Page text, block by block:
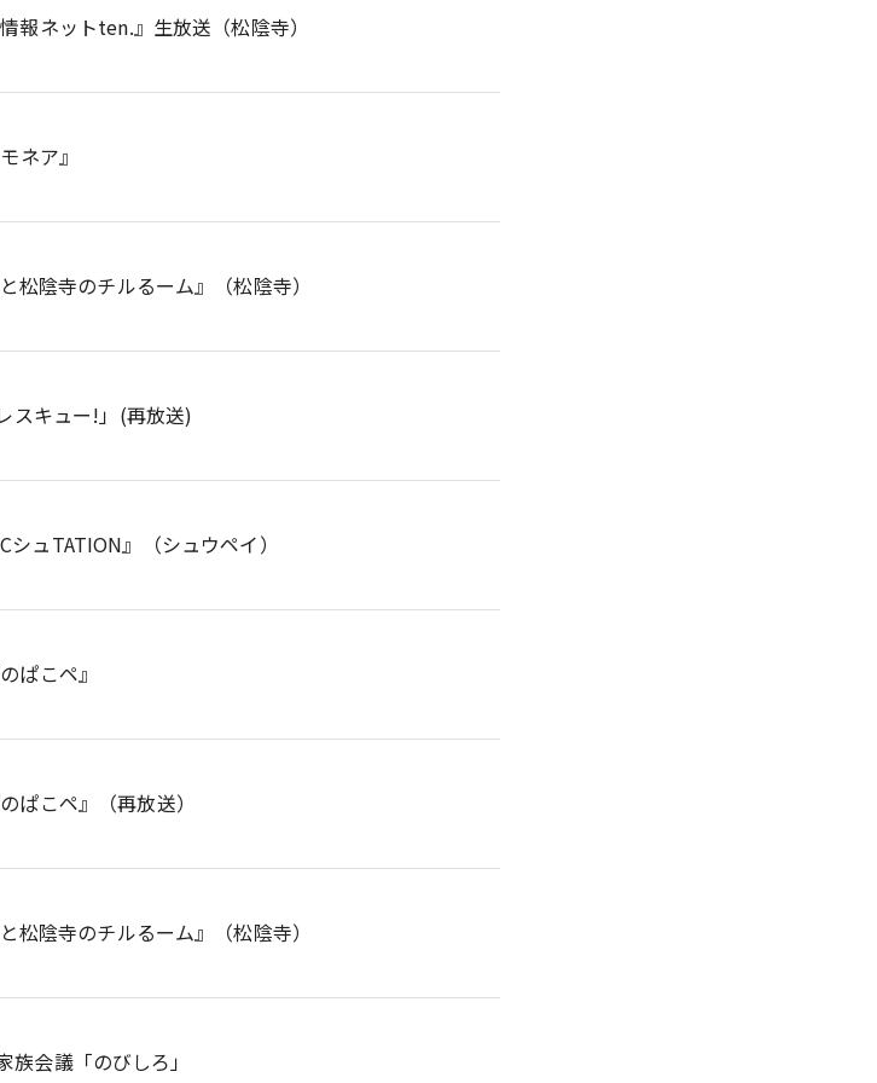
報ネットten.』生放送（松陰寺）
ネア』
松陰寺のチルるーム』（松陰寺）
スキュー!」(再放送)
シュTATION』（シュウペイ）
ぱこペ』
ぱこペ』（再放送）
松陰寺のチルるーム』（松陰寺）
会議「のびしろ」